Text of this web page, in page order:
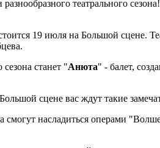
разнообразного театрального
19 июля на Большой сцене.
станет "Анюта" - балет,
сцене вас ждут такие
смогут насладиться операми